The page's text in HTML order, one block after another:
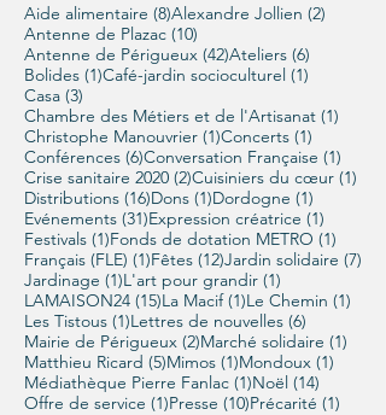
Aide alimentaire (8)8 posts
Alexandre Jollien (2)
Antenne de Plazac (10)
Antenne de Périgueux (42)42 posts
Ateliers (6)
Bolides (1)1 post
Café-jardin socioculturel (1)
Casa (3)
Chambre des Métiers et de l'Artisanat (1)
Christophe Manouvrier (1)1 post
Concerts (1)
Conférences (6)6 posts
Conversation Française (1)
Crise sanitaire 2020 (2)2 posts
Cuisiniers du cœur (1)
Distributions (16)16 posts
Dons (1)1 post
Dordogne (1)
Evénements (31)31 posts
Expression créatrice (1)
Festivals (1)1 post
Fonds de dotation METRO (1)
Français (FLE) (1)1 post
Fêtes (12)12 posts
Jardin solidaire (7)
Jardinage (1)1 post
L'art pour grandir (1)
LAMAISON24 (15)15 posts
La Macif (1)1 post
Le Chemin (1)
Les Tistous (1)1 post
Lettres de nouvelles (6)
Mairie de Périgueux (2)2 posts
Marché solidaire (1)
Matthieu Ricard (5)5 posts
Mimos (1)1 post
Mondoux (1)
Médiathèque Pierre Fanlac (1)1 post
Noël (14)
Offre de service (1)1 post
Presse (10)10 posts
Précarité (1)